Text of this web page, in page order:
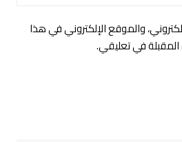
والموقع الإلكتروني في هذا
في تعليقي.